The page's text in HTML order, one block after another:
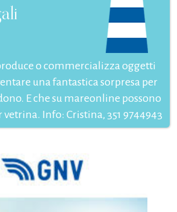
o commercializza oggetti
una fantastica sorpresa per
E che su mareonline possono
Info: Cristina, 351 9744943